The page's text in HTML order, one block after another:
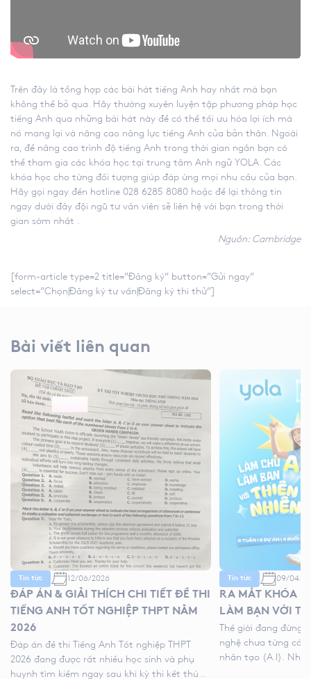
Trên đây là tổng hợp các bài hát tiếng Anh hay nhất mà bạn
không thể bỏ qua. Hãy thường xuyên luyện tập phương pháp học
tiếng Anh qua những bài hát này để có thể tối ưu hóa lợi ích mà
nó mang lại và nâng cao năng lực tiếng Anh của bản thân. Ngoài
ra, để nâng cao trình độ tiếng Anh trong thời gian ngắn bạn có
thể tham gia các khóa học tại trung tâm Anh ngữ YOLA. Các
khóa học cho từng đối tượng giúp đáp ứng mọi nhu cầu của bạn.
Hãy gọi ngay đến hotline 028 6285 8080 hoặc để lại thông tin
ngay dưới đây đội ngũ tư vấn viên sẽ liên hệ với bạn trong thời
gian sớm nhất .
Nguồn: Cambridge
[form-article type=2 title=”Đăng ký” button=”Gửi ngay”
select=”Chọn|Đăng ký tư vấn|Đăng ký thi thử”]
Bài viết liên quan
Tin tức 12/06/2026
ĐÁP ÁN & GIẢI THÍCH CHI TIẾT ĐỀ THI
TIẾNG ANH TỐT NGHIỆP THPT NĂM
2026
Đáp án đề thi Tiếng Anh Tốt nghiệp THPT
2026 đang được rất nhiều học sinh và phụ
huynh tìm kiếm ngay sau khi kỳ thi kết thúc.
Tin tức 09/04/
RA MẮT KHÓA
LÀM BẠN VỚI
Thế giới đang đứng
nghệ chưa từng có
nhân tạo (A.I).